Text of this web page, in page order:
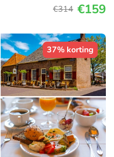
€314 €159
37% korting